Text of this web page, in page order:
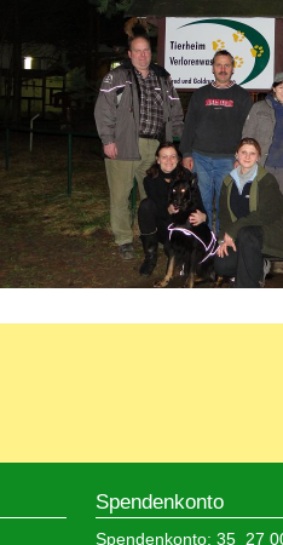
Spendenkonto
Spendenkonto: 35 27